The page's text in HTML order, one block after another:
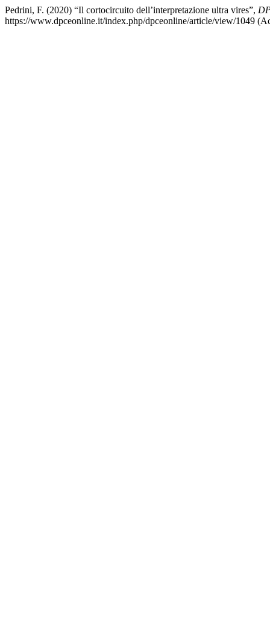
Pedrini, F. (2020) “Il cortocircuito dell’interpretazione ultra vires”,
https://www.dpceonline.it/index.php/dpceonline/article/view/1049